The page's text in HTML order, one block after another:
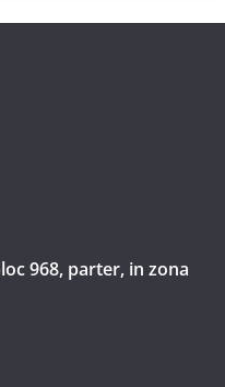
968, parter, in zona